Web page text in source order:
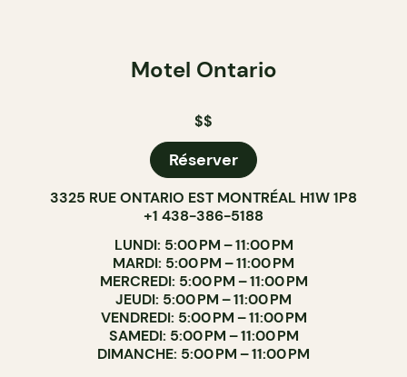
Motel Ontario
$$
Réserver
3325 RUE ONTARIO EST MONTRÉAL H1W 1P8
+1 438-386-5188
LUNDI: 5:00 PM – 11:00 PM
MARDI: 5:00 PM – 11:00 PM
MERCREDI: 5:00 PM – 11:00 PM
JEUDI: 5:00 PM – 11:00 PM
VENDREDI: 5:00 PM – 11:00 PM
SAMEDI: 5:00 PM – 11:00 PM
DIMANCHE: 5:00 PM – 11:00 PM